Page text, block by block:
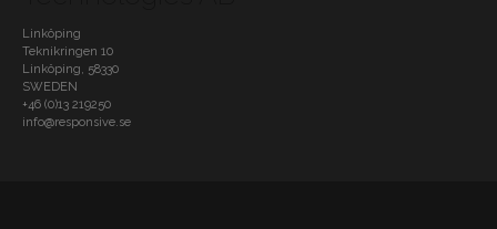
Linköping
Teknikringen 10
Linköping, 58330
SWEDEN
+46 (0)13 219250
info@responsive.se